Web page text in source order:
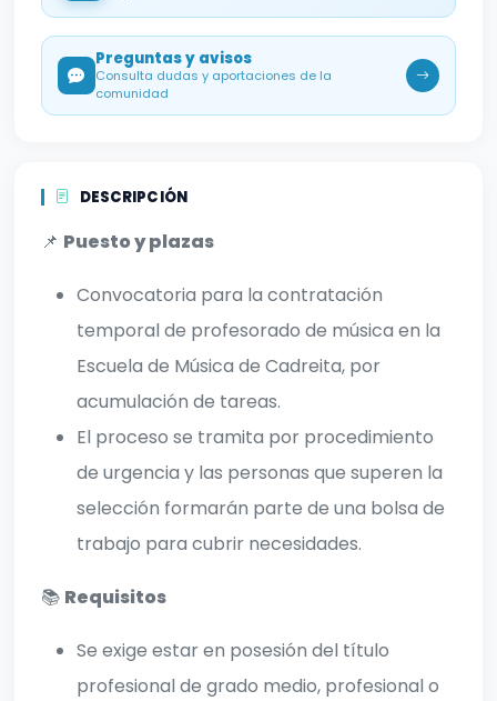
Preguntas y avisos
Consulta dudas y aportaciones de la
comunidad
DESCRIPCIÓN
📌 Puesto y plazas
Convocatoria para la contratación
temporal de profesorado de música en la
Escuela de Música de Cadreita, por
acumulación de tareas.
El proceso se tramita por procedimiento
de urgencia y las personas que superen la
selección formarán parte de una bolsa de
trabajo para cubrir necesidades.
📚 Requisitos
Se exige estar en posesión del título
profesional de grado medio, profesional o